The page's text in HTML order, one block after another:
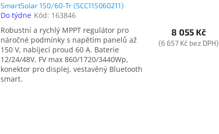
SmartSolar 150/60-Tr (SCC115060211)
Do týdne Kód: 163846
Robustní a rychlý MPPT regulátor pro
náročné podmínky s napětím panelů až
150 V, nabíjecí proud 60 A. Baterie
12/24/48V, FV max 860/1720/3440Wp,
konektor pro displej, vestavěný Bluetooth
smart.
8 055 Kč
(6 657 Kč bez DPH)